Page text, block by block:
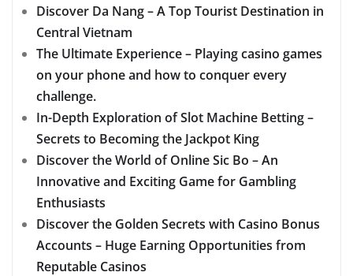
Discover Da Nang – A Top Tourist Destination in
Central Vietnam
The Ultimate Experience – Playing casino games
on your phone and how to conquer every
challenge.
In-Depth Exploration of Slot Machine Betting –
Secrets to Becoming the Jackpot King
Discover the World of Online Sic Bo – An
Innovative and Exciting Game for Gambling
Enthusiasts
Discover the Golden Secrets with Casino Bonus
Accounts – Huge Earning Opportunities from
Reputable Casinos